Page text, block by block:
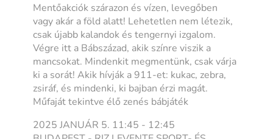
Mentőakciók szárazon és vízen, levegőben
vagy akár a föld alatt! Lehetetlen nem létezik,
csak újabb kalandok és tengernyi izgalom.
Végre itt a Bábszázad, akik színre viszik a
mancsokat. Mindenkit megmentünk, csak várja
ki a sorát! Akik hívják a 911-et: kukac, zebra,
zsiráf, és mindenki, ki bajban érzi magát.
Műfaját tekintve élő zenés bábjáték
2025 JANUÁR 5. 11:45 - 12:45